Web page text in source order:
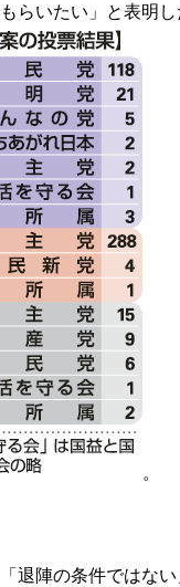
いたい」と表明
。
陣の条件ではな